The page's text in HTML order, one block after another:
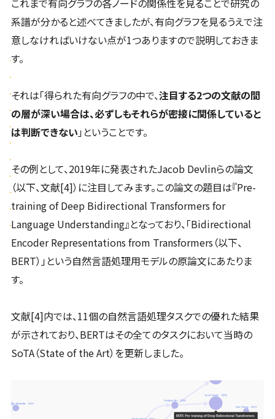
系譜が分かると述べてきましたが、有向グラフを見るうえで注
意しなければいけない点が1つありますので説明しておきま
す。
それは「得られた有向グラフの中で、注目する2つの文献の間
の層が深い場合は、必ずしもそれらが密接に関係していると
は判断できない 」ということです。
その例として、2019年に発表されたJacob Devlinらの論文
（以下、文献[4]）に注目してみます。この論文の題目は『Pre-
training of Deep Bidirectional Transformers for
Language Understanding』となっており、「Bidirectional
Encoder Representations from Transformers（以下、
BERT）」という自然言語処理用モデルの原論文にあたりま
す。
文献[4]内では、11個の自然言語処理タスクでの優れた結果
が示されており、BERTはその全てのタスクにおいて当時の
SoTA（State of the Art）を更新しました。